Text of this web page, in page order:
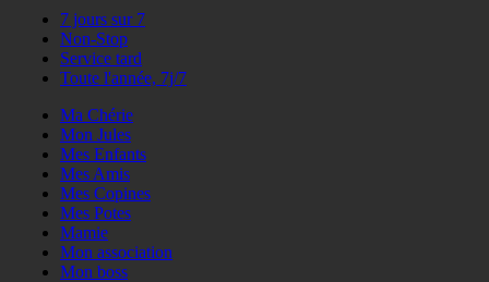
7 jours sur 7
Non-Stop
Service tard
Toute l'année, 7j/7
Ma Chérie
Mon Jules
Mes Enfants
Mes Amis
Mes Copines
Mes Potes
Mamie
Mon association
Mon boss